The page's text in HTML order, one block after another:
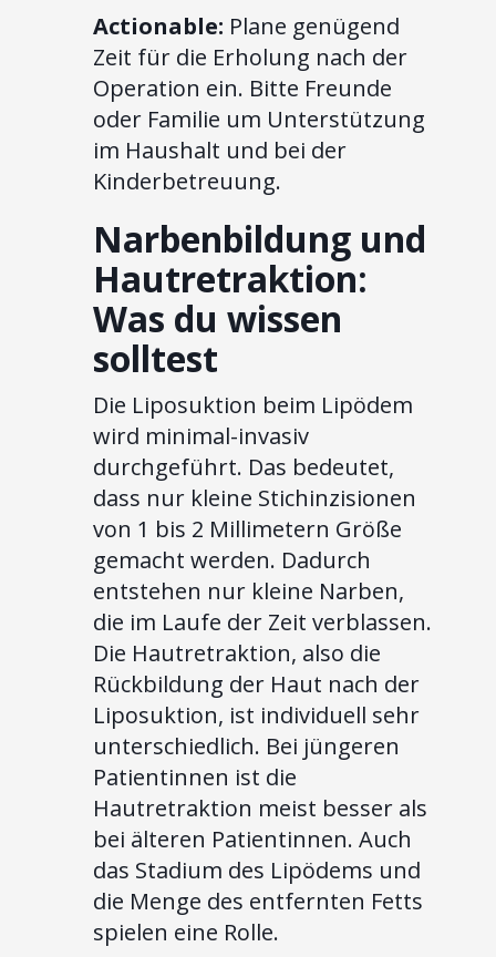
Actionable: Plane genügend
Zeit für die Erholung nach der
Operation ein. Bitte Freunde
oder Familie um Unterstützung
im Haushalt und bei der
Kinderbetreuung.
Narbenbildung und
Hautretraktion:
Was du wissen
solltest
Die Liposuktion beim Lipödem
wird minimal-invasiv
durchgeführt. Das bedeutet,
dass nur kleine Stichinzisionen
von 1 bis 2 Millimetern Größe
gemacht werden. Dadurch
entstehen nur kleine Narben,
die im Laufe der Zeit verblassen.
Die Hautretraktion, also die
Rückbildung der Haut nach der
Liposuktion, ist individuell sehr
unterschiedlich. Bei jüngeren
Patientinnen ist die
Hautretraktion meist besser als
bei älteren Patientinnen. Auch
das Stadium des Lipödems und
die Menge des entfernten Fetts
spielen eine Rolle.